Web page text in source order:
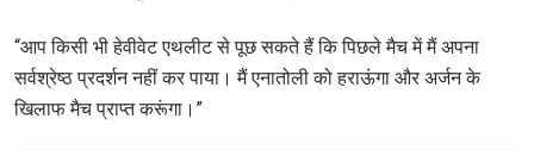
“आप किसी भी हेवीवेट एथलीट से पूछ सकते हैं कि पिछले मैच में मैं अपना
सर्वश्रेष्ठ प्रदर्शन नहीं कर पाया। मैं एनातोली को हराऊंगा और अर्जन के
खिलाफ मैच प्राप्त करूंगा।”